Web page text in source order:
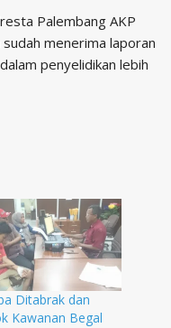
Palembang AKP
menerima laporan
penyelidikan lebih
Ditabrak dan
Kawanan Begal